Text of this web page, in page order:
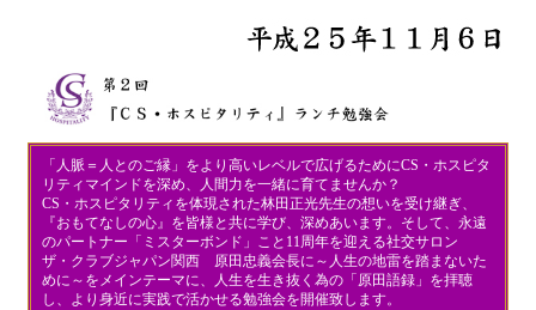
「人脈＝人とのご縁」をより高いレベルで広げるためにCS・ホスピタ
リティマインドを深め、人間力を一緒に育てませんか？
CS・ホスピタリティを体現された林田正光先生の想いを受け継ぎ、
『おもてなしの心』を皆様と共に学び、深めあいます。そして、永遠
のパートナー「ミスターボンド」こと11周年を迎える社交サロン
ザ・クラブジャパン関西 原田忠義会長に～人生の地雷を踏まないた
めに～をメインテーマに、人生を生き抜く為の「原田語録」を拝聴
し、より身近に実践で活かせる勉強会を開催致します。